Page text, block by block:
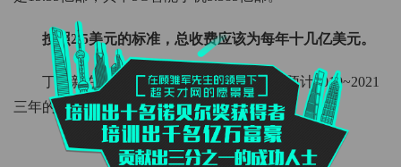
按照2.5美元的标准，总收费应该为每年十几亿美元。
丁建新在16日的发布上表示，华为公司预计2019~2021
三年的知识产权收入在12~13亿美金之间。